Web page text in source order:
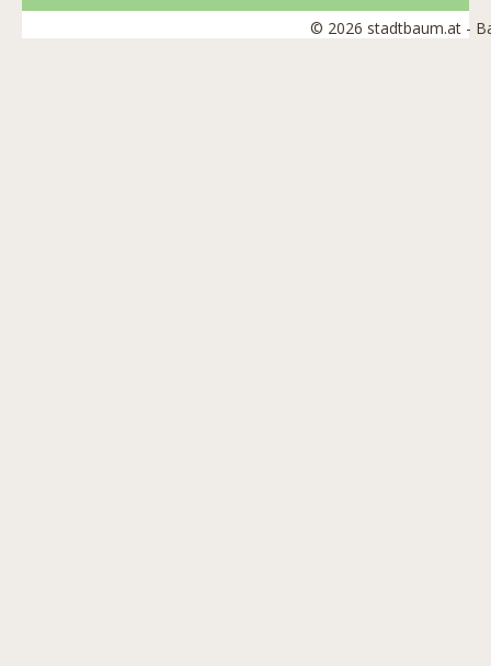
© 2026 stadtbaum.at -